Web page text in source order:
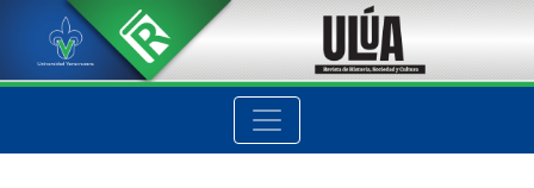
Escritura anticomunista en la prensa mexicana: El Sol de